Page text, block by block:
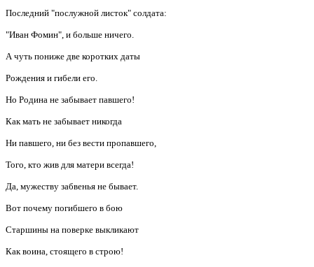
Последний "послужной листок" солдата:
"Иван Фомин", и больше ничего.
А чуть пониже две коротких даты
Рождения и гибели его.
Но Родина не забывает павшего!
Как мать не забывает никогда
Ни павшего, ни без вести пропавшего,
Того, кто жив для матери всегда!
Да, мужеству забвенья не бывает.
Вот почему погибшего в бою
Старшины на поверке выкликают
Как воина, стоящего в строю!